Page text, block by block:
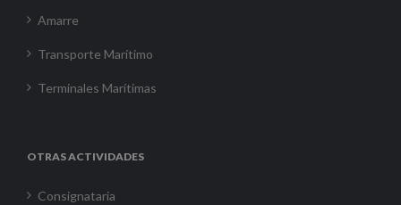
Amarre
Transporte Marítimo
Terminales Marítimas
OTRAS ACTIVIDADES
Consignataria